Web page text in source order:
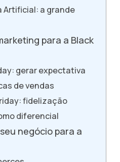
Artificial: a grande
para a Black
gerar expectativa
de vendas
fidelização
diferencial
negócio para a